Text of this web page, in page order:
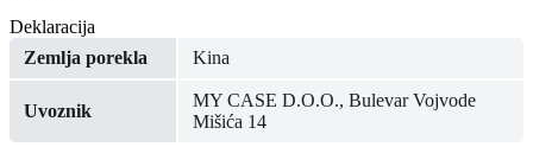
Deklaracija
Zemlja porekla
Kina
Uvoznik
MY CASE D.O.O., Bulevar Vojvode
Mišića 14